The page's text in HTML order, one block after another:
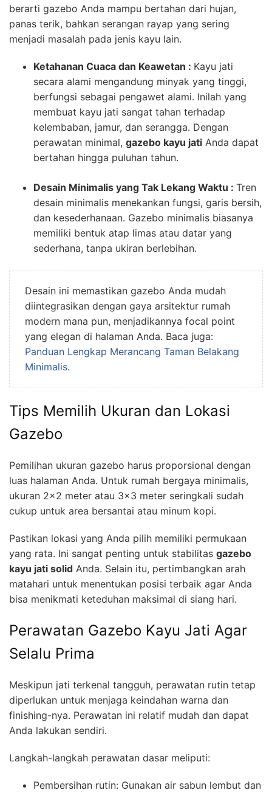
berarti gazebo Anda mampu bertahan dari hujan,
panas terik, bahkan serangan rayap yang sering
menjadi masalah pada jenis kayu lain.
Ketahanan Cuaca dan Keawetan : Kayu jati
secara alami mengandung minyak yang tinggi,
berfungsi sebagai pengawet alami. Inilah yang
membuat kayu jati sangat tahan terhadap
kelembaban, jamur, dan serangga. Dengan
perawatan minimal, gazebo kayu jati Anda dapat
bertahan hingga puluhan tahun.
Desain Minimalis yang Tak Lekang Waktu : Tren
desain minimalis menekankan fungsi, garis bersih,
dan kesederhanaan. Gazebo minimalis biasanya
memiliki bentuk atap limas atau datar yang
sederhana, tanpa ukiran berlebihan.
Desain ini memastikan gazebo Anda mudah
diintegrasikan dengan gaya arsitektur rumah
modern mana pun, menjadikannya focal point
yang elegan di halaman Anda. Baca juga:
Panduan Lengkap Merancang Taman Belakang
Minimalis.
Tips Memilih Ukuran dan Lokasi
Gazebo
Pemilihan ukuran gazebo harus proporsional dengan
luas halaman Anda. Untuk rumah bergaya minimalis,
ukuran 2×2 meter atau 3×3 meter seringkali sudah
cukup untuk area bersantai atau minum kopi.
Pastikan lokasi yang Anda pilih memiliki permukaan
yang rata. Ini sangat penting untuk stabilitas gazebo
kayu jati solid Anda. Selain itu, pertimbangkan arah
matahari untuk menentukan posisi terbaik agar Anda
bisa menikmati keteduhan maksimal di siang hari.
Perawatan Gazebo Kayu Jati Agar
Selalu Prima
Meskipun jati terkenal tangguh, perawatan rutin tetap
diperlukan untuk menjaga keindahan warna dan
finishing-nya. Perawatan ini relatif mudah dan dapat
Anda lakukan sendiri.
Langkah-langkah perawatan dasar meliputi:
Pembersihan rutin: Gunakan air sabun lembut dan